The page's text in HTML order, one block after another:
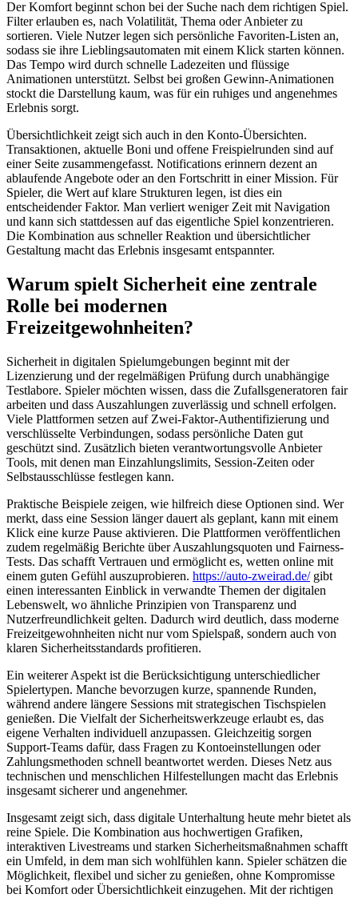
Der Komfort beginnt schon bei der Suche nach dem richtigen Spiel.
Filter erlauben es, nach Volatilität, Thema oder Anbieter zu
sortieren. Viele Nutzer legen sich persönliche Favoriten-Listen an,
sodass sie ihre Lieblingsautomaten mit einem Klick starten können.
Das Tempo wird durch schnelle Ladezeiten und flüssige
Animationen unterstützt. Selbst bei großen Gewinn-Animationen
stockt die Darstellung kaum, was für ein ruhiges und angenehmes
Erlebnis sorgt.
Übersichtlichkeit zeigt sich auch in den Konto-Übersichten.
Transaktionen, aktuelle Boni und offene Freispielrunden sind auf
einer Seite zusammengefasst. Notifications erinnern dezent an
ablaufende Angebote oder an den Fortschritt in einer Mission. Für
Spieler, die Wert auf klare Strukturen legen, ist dies ein
entscheidender Faktor. Man verliert weniger Zeit mit Navigation
und kann sich stattdessen auf das eigentliche Spiel konzentrieren.
Die Kombination aus schneller Reaktion und übersichtlicher
Gestaltung macht das Erlebnis insgesamt entspannter.
Warum spielt Sicherheit eine zentrale
Rolle bei modernen
Freizeitgewohnheiten?
Sicherheit in digitalen Spielumgebungen beginnt mit der
Lizenzierung und der regelmäßigen Prüfung durch unabhängige
Testlabore. Spieler möchten wissen, dass die Zufallsgeneratoren fair
arbeiten und dass Auszahlungen zuverlässig und schnell erfolgen.
Viele Plattformen setzen auf Zwei-Faktor-Authentifizierung und
verschlüsselte Verbindungen, sodass persönliche Daten gut
geschützt sind. Zusätzlich bieten verantwortungsvolle Anbieter
Tools, mit denen man Einzahlungslimits, Session-Zeiten oder
Selbstausschlüsse festlegen kann.
Praktische Beispiele zeigen, wie hilfreich diese Optionen sind. Wer
merkt, dass eine Session länger dauert als geplant, kann mit einem
Klick eine kurze Pause aktivieren. Die Plattformen veröffentlichen
zudem regelmäßig Berichte über Auszahlungsquoten und Fairness-
Tests. Das schafft Vertrauen und ermöglicht es, wetten online mit
einem guten Gefühl auszuprobieren. https://auto-zweirad.de/gibt
einen interessanten Einblick in verwandte Themen der digitalen
Lebenswelt, wo ähnliche Prinzipien von Transparenz und
Nutzerfreundlichkeit gelten. Dadurch wird deutlich, dass moderne
Freizeitgewohnheiten nicht nur vom Spielspaß, sondern auch von
klaren Sicherheitsstandards profitieren.
Ein weiterer Aspekt ist die Berücksichtigung unterschiedlicher
Spielertypen. Manche bevorzugen kurze, spannende Runden,
während andere längere Sessions mit strategischen Tischspielen
genießen. Die Vielfalt der Sicherheitswerkzeuge erlaubt es, das
eigene Verhalten individuell anzupassen. Gleichzeitig sorgen
Support-Teams dafür, dass Fragen zu Kontoeinstellungen oder
Zahlungsmethoden schnell beantwortet werden. Dieses Netz aus
technischen und menschlichen Hilfestellungen macht das Erlebnis
insgesamt sicherer und angenehmer.
Insgesamt zeigt sich, dass digitale Unterhaltung heute mehr bietet als
reine Spiele. Die Kombination aus hochwertigen Grafiken,
interaktiven Livestreams und starken Sicherheitsmaßnahmen schafft
ein Umfeld, in dem man sich wohlfühlen kann. Spieler schätzen die
Möglichkeit, flexibel und sicher zu genießen, ohne Kompromisse
bei Komfort oder Übersichtlichkeit einzugehen. Mit der richtigen